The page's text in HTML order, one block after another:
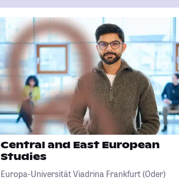
Central and East European
Studies
Europa-Universität Viadrina Frankfurt (Oder)